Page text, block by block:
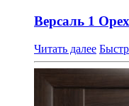
Версаль 1 Орех
Читать далее